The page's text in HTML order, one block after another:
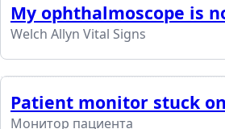
My ophthalmoscope is
Welch Allyn Vital Signs
Patient monitor stuck
Монитор пациента